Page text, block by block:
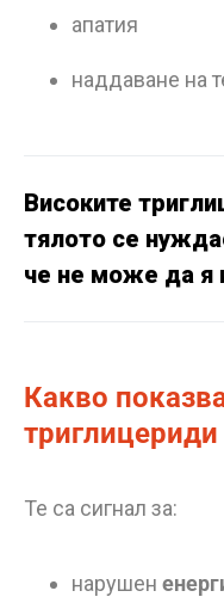
апатия
наддаване на
Високите
тялото се
че не може да я
Какво
Те са сигнал за:
нарушен